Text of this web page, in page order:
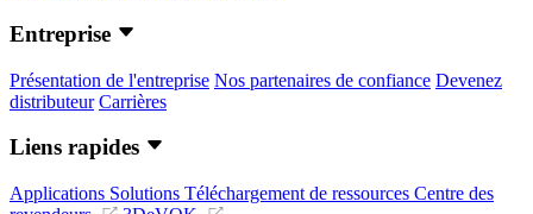
Entreprise
Présentation de l'entreprise Nos partenaires de confiance Devenez
distributeur Carrières
Liens rapides
Applications Solutions Téléchargement de ressources Centre des